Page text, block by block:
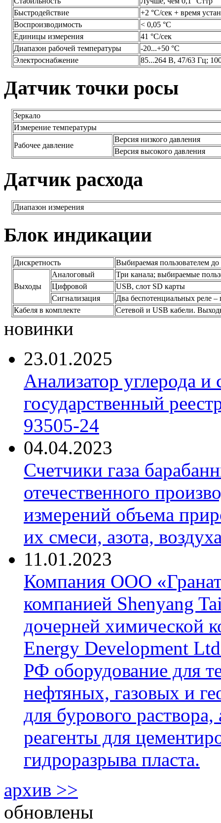
Быстродействие
+2 °C/сек + время
Воспроизводимость
< 0,05 °C
Единицы измерения
41 °C/сек
Диапазон рабочей температуры
-20...+50 °C
Электроснабжение
85...264 В, 47/63 Гц;
Датчик точки росы
Зеркало
Измерение температуры
Рабочее давление
Версия низкого давления
Версия высокого давления
Датчик расхода
Диапазон измерения
Блок индикации
Дискретность Выбираемая пользователем
Выходы
Аналоговый
Три канала; выбираемые
Цифровой
USB, слот SD карты
Сигнализация
Два беспотенциальных реле
Кабеля в комплекте
Сетевой и USB кабели.
новинки
23.01.2025
Анализатор углерода
государственный
93505-24
04.04.2023
Счетчики газа
отечественного
измерений объема
их смеси, азота,
11.01.2023
Компания ООО
компанией Shenyang
дочерней химической
Energy Development
РФ оборудование для
нефтяных, газовых и
для бурового
реагенты для
гидроразрыва пласта.
архив >>
обновлены